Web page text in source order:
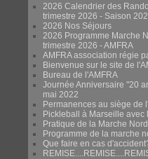
2026 Calendrier des
trimestre 2026 - Saison
2026 Nos Séjours
2026 Programme Marche
trimestre 2026 - AMFRA
AMFRA association régie
Bienvenue sur le site de
Bureau de l'AMFRA
Journée Anniversaire "20
mai 2022
Permanences au siège de
Pickleball à Marseille avec
Pratique de la Marche
Programme de la marche
Que faire en cas